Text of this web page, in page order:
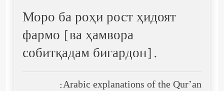
Моро ба роҳи рост ҳидоят
фармо [ва ҳамвора
собитқадам бигардон].
Arabic explanations of the Qur’an: